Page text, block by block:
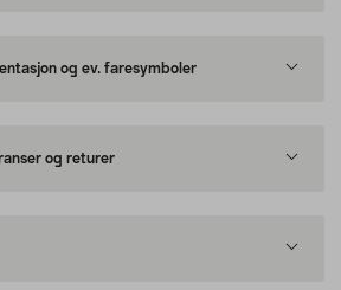
og ev. faresymboler
og returer